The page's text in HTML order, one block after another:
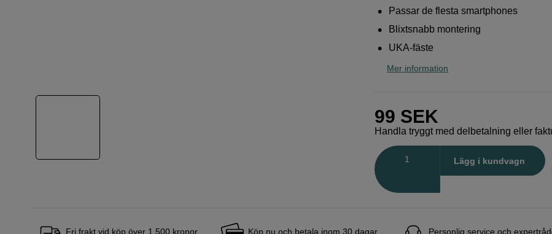
Passar de flesta smartphones
Blixtsnabb montering
UKA-fäste
Mer information
99 SEK
Handla tryggt med delbetalning eller
Lägg i kundvagn
Fri frakt vid köp över 1 500 kronor Köp nu och betala inom 30 dagar Personlig service och